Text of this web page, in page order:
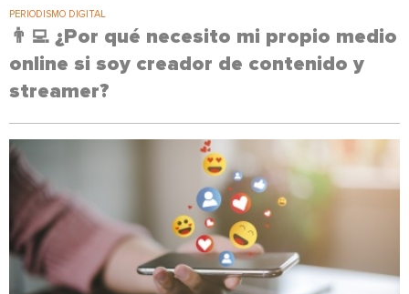
PERIODISMO DIGITAL
👨‍💻 ¿Por qué necesito mi propio medio
online si soy creador de contenido y
streamer?